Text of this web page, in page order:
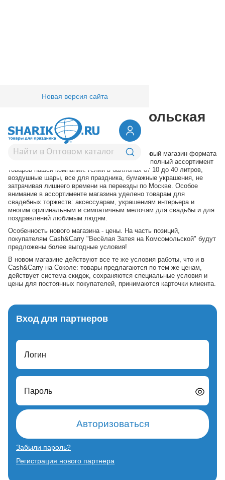
Новая версия сайта
Условия работы
Cash&Carry Комсомольская
– Европа уно трейд
Для вашего удобства мы открыли третий оптовый магазин формата
Cash&Carry, в котором вы можете приобрести полный ассортимент
товаров нашей компании: гелий в баллонах от 10 до 40 литров,
воздушные шары, все для праздника, бумажные украшения, не
затрачивая лишнего времени на переезды по Москве. Особое
внимание в ассортименте магазина уделено товарам для
свадебных торжеств: аксессуарам, украшениям интерьера и
многим оригинальным и симпатичным мелочам для свадьбы и для
поздравлений любимым людям.
Особенность нового магазина - цены. На часть позиций,
покупателям Cash&Carry "Весёлая Затея на Комсомольской" будут
предложены более выгодные условия!
В новом магазине действуют все те же условия работы, что и в
Cash&Carry на Соколе: товары предлагаются по тем же ценам,
действует система скидок, сохраняются специальные условия и
цены для постоянных покупателей, принимаются карточки клиента.
Вход для партнеров
Логин
Пароль
Авторизоваться
Забыли пароль?
Регистрация нового партнера